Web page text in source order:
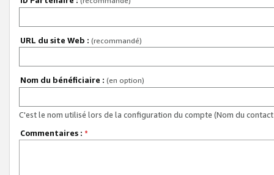
URL du site Web : (recommandé)
Nom du bénéficiaire : (en option)
C'est le nom utilisé lors de la configuration du compte (Nom du
Commentaires : *